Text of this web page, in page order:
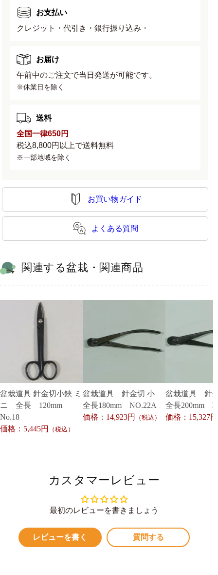
お支払い
クレジット・代引き・銀行振り込み・
お届け
午前中のご注文で当日発送が可能です。
※休業日を除く
送料
全国一律650円
税込8,800円以上で送料無料
※一部地域を除く
お買い物ガイド
よくある質問
関連する盆栽・関連商品
盆栽道具 針金切小鋏 ミ
ニ 全長 120mm
No.18
価格：5,445円
（税込）
盆栽道具 針金切 小
全長180mm NO.22A
価格：14,923円
（税込）
盆栽道具 針
全長200mm
価格：15,327円
カスタマーレビュー
最初のレビューを書きましょう
レビューを書く 質問する